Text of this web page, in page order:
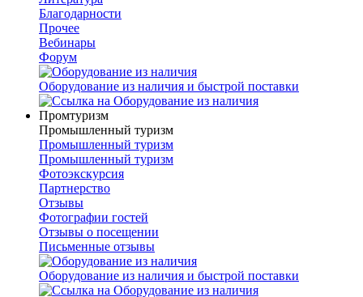
Благодарности
Прочее
Вебинары
Форум
Оборудование из наличия и быстрой поставки
Промтуризм
Промышленный туризм
Промышленный туризм
Промышленный туризм
Фотоэкскурсия
Партнерство
Отзывы
Фотографии гостей
Отзывы о посещении
Письменные отзывы
Оборудование из наличия и быстрой поставки